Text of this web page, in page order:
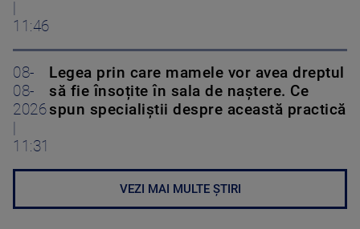
11:46
08-
08-
2026
11:31
Legea prin care mamele vor avea dreptul
să fie însoțite în sala de naștere. Ce
spun specialiștii despre această practică
VEZI MAI MULTE ȘTIRI